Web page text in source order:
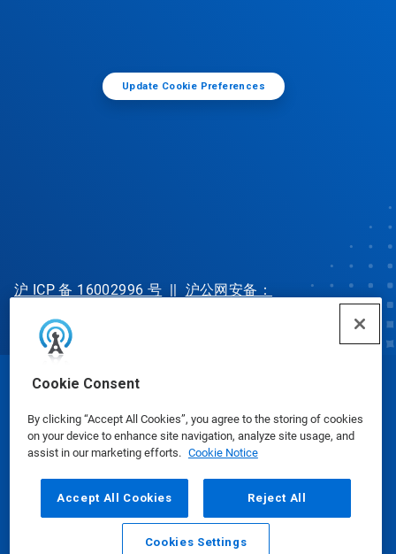
Cookie Consent
By clicking “Accept All Cookies”, you agree to the storing of cookies
on your device to enhance site navigation, analyze site usage, and
assist in our marketing efforts. Cookie Notice
Accept All Cookies Reject All
Cookies Settings
Update Cookie Preferences
沪 ICP 备 16002996 号 || 沪公网安备：
© Ecolab Inc. 2025
Safety Data Sheets| Privacy Policy Terms of Use